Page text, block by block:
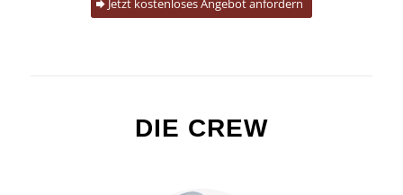
Jetzt kostenloses Angebot anfordern
DIE CREW